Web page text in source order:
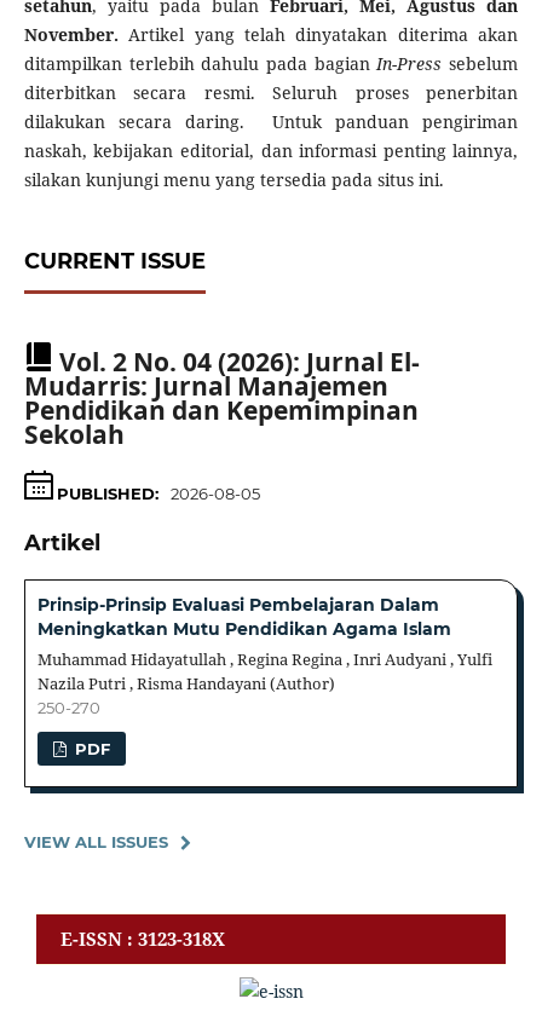
CURRENT ISSUE
Vol. 2 No. 04 (2026): Jurnal El-
Mudarris: Jurnal Manajemen
Pendidikan dan Kepemimpinan
Sekolah
PUBLISHED: 2026-08-05
Artikel
Prinsip-Prinsip Evaluasi Pembelajaran Dalam
Meningkatkan Mutu Pendidikan Agama Islam
Muhammad Hidayatullah , Regina Regina , Inri Audyani , Yulfi
Nazila Putri , Risma Handayani (Author)
250-270
PDF
VIEW ALL ISSUES
setahun, yaitu pada bulanFebruari, Mei, Agustus dan
November.Artikel yang telah dinyatakan diterima akan
ditampilkan terlebih dahulu pada bagianIn-Press sebelum
diterbitkan secara resmi. Seluruh proses penerbitan
dilakukan secara daring.
Untuk panduan pengiriman
naskah, kebijakan editorial, dan informasi penting lainnya,
silakan kunjungi menu yang tersedia pada situs ini.
E-ISSN : 3123-318X